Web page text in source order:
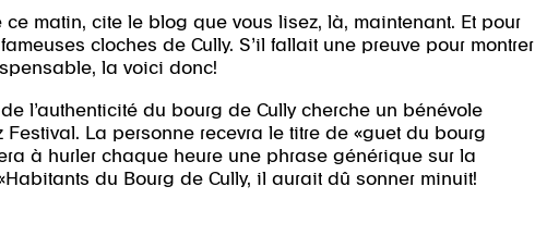
matin, cite le blog que vous lisez, là, maintenant. Et pour
cloches de Cully. S’il fallait une preuve pour montrer
la voici donc!
l’authenticité du bourg de Cully cherche un bénévole
Festival. La personne recevra le titre de «guet du bourg
à hurler chaque heure une phrase générique sur la
du Bourg de Cully, il aurait dû sonner minuit!